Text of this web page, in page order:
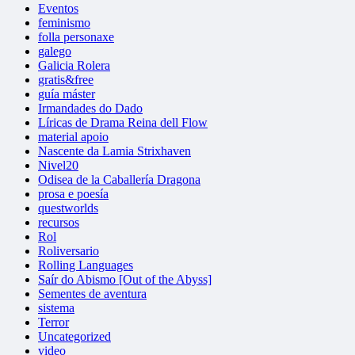
Eventos
feminismo
folla personaxe
galego
Galicia Rolera
gratis&free
guía máster
Irmandades do Dado
Líricas de Drama Reina dell Flow
material apoio
Nascente da Lamia Strixhaven
Nivel20
Odisea de la Caballería Dragona
prosa e poesía
questworlds
recursos
Rol
Roliversario
Rolling Languages
Saír do Abismo [Out of the Abyss]
Sementes de aventura
sistema
Terror
Uncategorized
video